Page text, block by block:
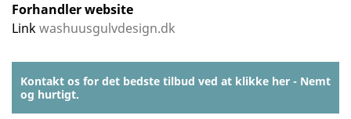
Forhandler website
Linkwashuusgulvdesign.dk
Kontakt os for det bedste tilbud ved at klikke her - Nemt
og hurtigt.